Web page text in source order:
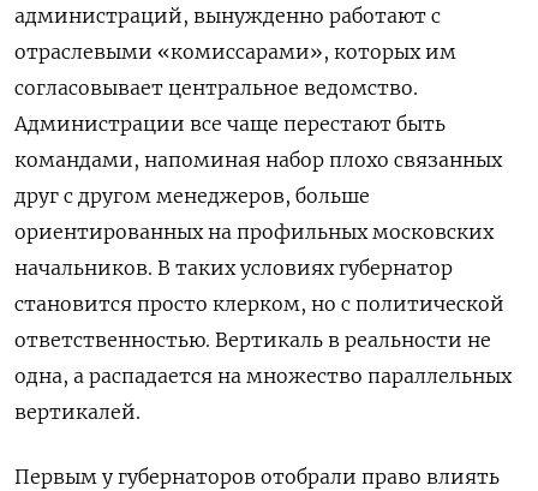
администраций, вынужденно работают с
отраслевыми «комиссарами», которых им
согласовывает центральное ведомство.
Администрации все чаще перестают быть
командами, напоминая набор плохо связанных
друг с другом менеджеров, больше
ориентированных на профильных московских
начальников. В таких условиях губернатор
становится просто клерком, но с политической
ответственностью. Вертикаль в реальности не
одна, а распадается на множество параллельных
вертикалей.
Первым у губернаторов отобрали право влиять